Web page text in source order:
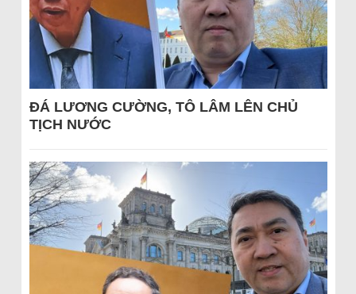
ĐÁ LƯƠNG CƯỜNG, TÔ LÂM LÊN CHỦ
TỊCH NƯỚC